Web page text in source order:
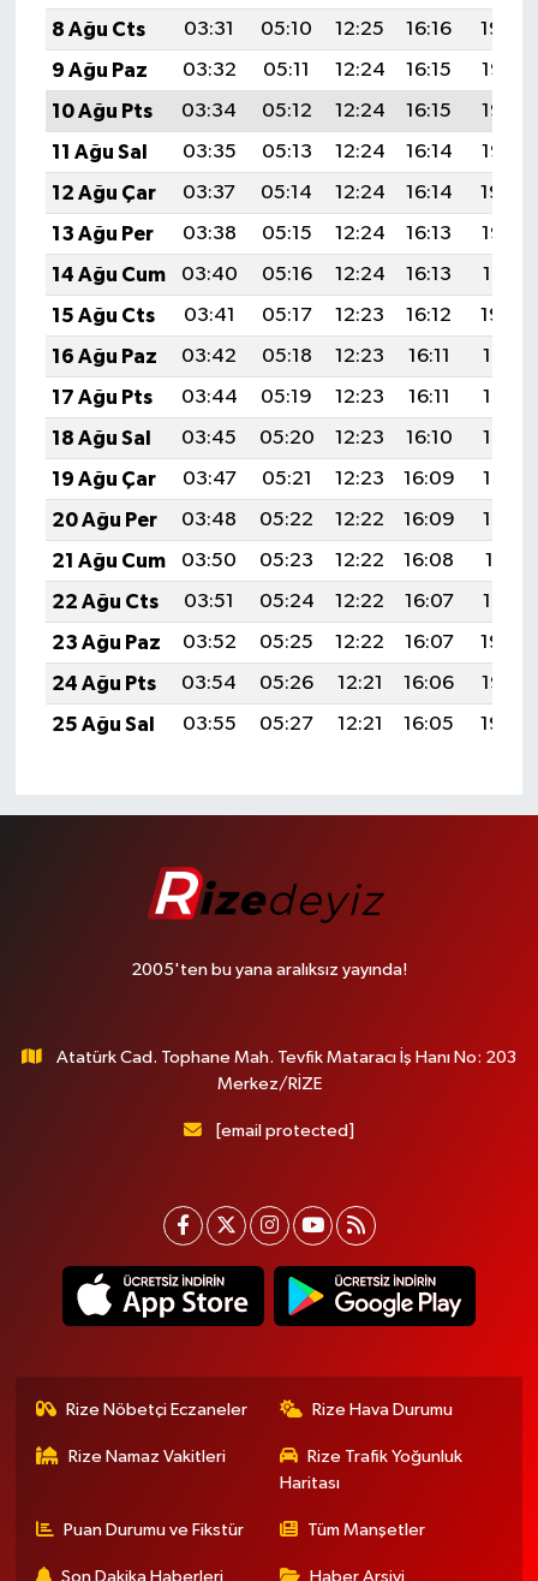
8 Ağu Cts
03:31 05:10 12:25 16:16
19:29
9 Ağu Paz
03:32 05:11 12:24 16:15
19:28
10 Ağu Pts
03:34 05:12 12:24 16:15
19:26
11 Ağu Sal
03:35 05:13 12:24 16:14
19:25
12 Ağu Çar
03:37 05:14 12:24 16:14
19:24
13 Ağu Per
03:38 05:15 12:24 16:13
19:22
14 Ağu Cum
03:40 05:16 12:24 16:13
19:21
15 Ağu Cts
03:41 05:17 12:23 16:12
19:20
16 Ağu Paz
03:42 05:18 12:23 16:11
19:18
17 Ağu Pts
03:44 05:19 12:23 16:11
19:17
18 Ağu Sal
03:45 05:20 12:23 16:10
19:16
19 Ağu Çar
03:47 05:21 12:23 16:09
19:14
20 Ağu Per
03:48 05:22 12:22 16:09
19:13
21 Ağu Cum
03:50 05:23 12:22 16:08
19:11
22 Ağu Cts
03:51 05:24 12:22 16:07
19:10
23 Ağu Paz
03:52 05:25 12:22 16:07
19:08
24 Ağu Pts
03:54 05:26 12:21 16:06
19:07
25 Ağu Sal
03:55 05:27 12:21 16:05 19:05
2005'ten bu yana aralıksız yayında!
Atatürk Cad. Tophane Mah. Tevfik Mataracı İş Hanı No: 203
Merkez/RİZE
[email protected]
Rize Nöbetçi Eczaneler Rize Hava Durumu
Rize Namaz Vakitleri
Rize Trafik Yoğunluk
Haritası
Puan Durumu ve Fikstür Tüm Manşetler
Son Dakika Haberleri Haber Arşivi